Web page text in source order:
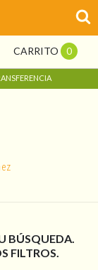
CARRITO 0
BÚSQUEDA.
FILTROS.